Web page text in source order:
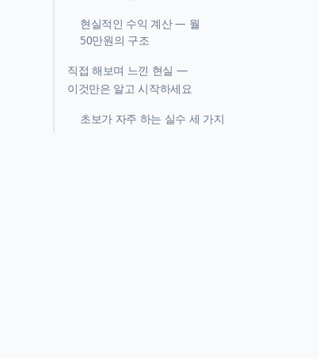
현실적인 수익 계산 — 월
50만원의 구조
직접 해보며 느낀 현실 —
이것만은 알고 시작하세요
초보가 자주 하는 실수 세 가지